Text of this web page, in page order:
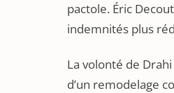
pactole. Éric
indemnités plus
La volonté de
d’un remodelage